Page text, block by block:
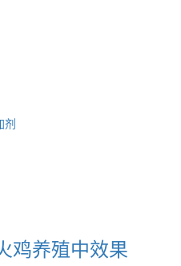
剂
鸡养殖中效果